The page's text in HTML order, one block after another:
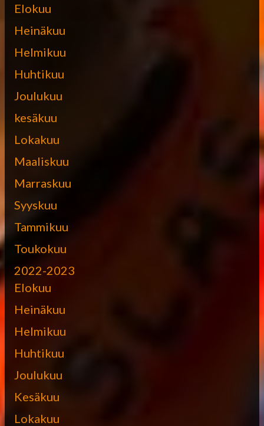
Elokuu
Heinäkuu
Helmikuu
Huhtikuu
Joulukuu
kesäkuu
Lokakuu
Maaliskuu
Marraskuu
Syyskuu
Tammikuu
Toukokuu
2022-2023
Elokuu
Heinäkuu
Helmikuu
Huhtikuu
Joulukuu
Kesäkuu
Lokakuu